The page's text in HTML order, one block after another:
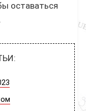
оставаться